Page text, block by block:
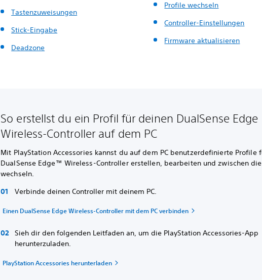
Tastenzuweisungen
Stick-Eingabe
Deadzone
Profile wechseln
Controller-Einstellungen
Firmware aktualisieren
So erstellst du ein Profil für deinen DualSense Edge
Wireless-Controller auf dem PC
Mit PlayStation Accessories kannst du auf dem PC benutzerdefinierte Profile
DualSense Edge™ Wireless-Controller erstellen, bearbeiten und zwischen
wechseln.
Verbinde deinen Controller mit deinem PC.
Einen DualSense Edge Wireless-Controller mit dem PC verbinden
Sieh dir den folgenden Leitfaden an, um die PlayStation Accessories-App
herunterzuladen.
PlayStation Accessories herunterladen